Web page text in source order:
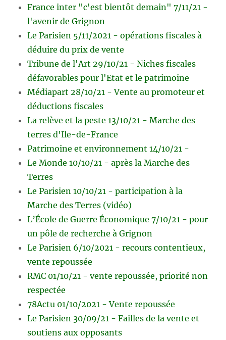
France inter "c'est bientôt demain" 7/11/21 -
l'avenir de Grignon
Le Parisien 5/11/2021 - opérations fiscales à
déduire du prix de vente
Tribune de l'Art 29/10/21 - Niches fiscales
défavorables pour l'Etat et le patrimoine
Médiapart 28/10/21 - Vente au promoteur et
déductions fiscales
La relève et la peste 13/10/21 - Marche des
terres d'Ile-de-France
Patrimoine et environnement 14/10/21 -
Le Monde 10/10/21 - après la Marche des
Terres
Le Parisien 10/10/21 - participation à la
Marche des Terres (vidéo)
L’École de Guerre Économique 7/10/21 - pour
un pôle de recherche à Grignon
Le Parisien 6/10/2021 - recours contentieux,
vente repoussée
RMC 01/10/21 - vente repoussée, priorité non
respectée
78Actu 01/10/2021 - Vente repoussée
Le Parisien 30/09/21 - Failles de la vente et
soutiens aux opposants